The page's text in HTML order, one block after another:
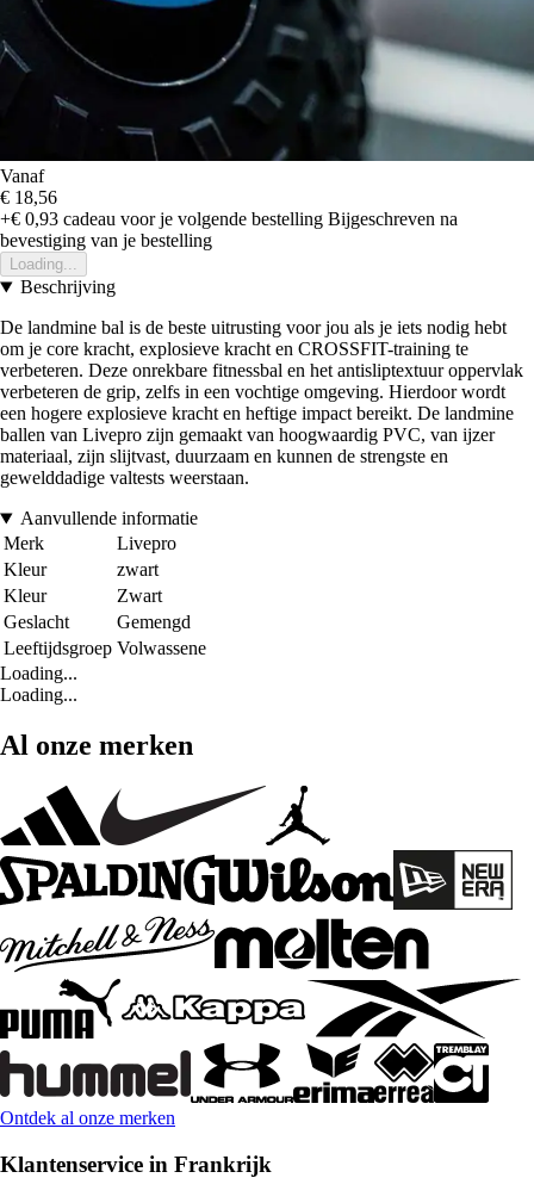
Vanaf
€ 18,56
+€ 0,93 cadeau voor je volgende bestelling Bijgeschreven na
bevestiging van je bestelling
Loading...
Beschrijving
De landmine bal is de beste uitrusting voor jou als je iets nodig hebt
om je core kracht, explosieve kracht en CROSSFIT-training te
verbeteren. Deze onrekbare fitnessbal en het antisliptextuur oppervlak
verbeteren de grip, zelfs in een vochtige omgeving. Hierdoor wordt
een hogere explosieve kracht en heftige impact bereikt. De landmine
ballen van Livepro zijn gemaakt van hoogwaardig PVC, van ijzer
materiaal, zijn slijtvast, duurzaam en kunnen de strengste en
gewelddadige valtests weerstaan.
Aanvullende informatie
Merk
Livepro
Kleur
zwart
Kleur
Zwart
Geslacht
Gemengd
Leeftijdsgroep Volwassene
Loading...
Loading...
Al onze merken
Ontdek al onze merken
Klantenservice in Frankrijk